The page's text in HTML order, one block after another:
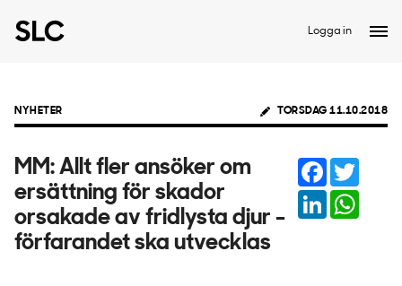
Logga in
NYHETER TORSDAG 11.10.2018
MM: Allt fler ansöker om
ersättning för skador
orsakade av fridlysta djur -
förfarandet ska utvecklas
Facebook
LinkedIn